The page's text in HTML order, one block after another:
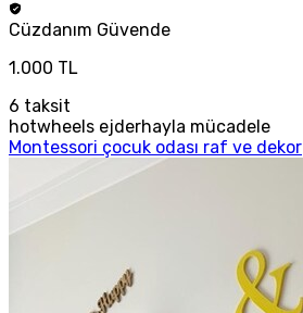
Cüzdanım Güvende
1.000 TL
6 taksit
hotwheels ejderhayla mücadele
Montessori çocuk odası raf ve dekor